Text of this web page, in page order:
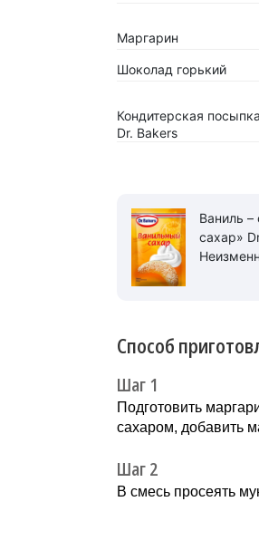
Маргарин
Шоколад горький
Кондитерская посыпка
Dr. Bakers
Ваниль
сахар»
Способ
Шаг 1
Подготовить
сахаром, добавить
Шаг 2
В смесь просеять